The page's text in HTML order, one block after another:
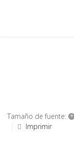
Tamaño de fuente: +
Imprimir